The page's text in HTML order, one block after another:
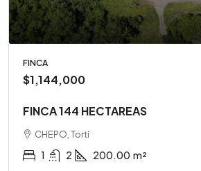
FINCA
$1,144,000
FINCA 144 HECTAREAS
CHEPO, Tortí
1 2 200.00 m²